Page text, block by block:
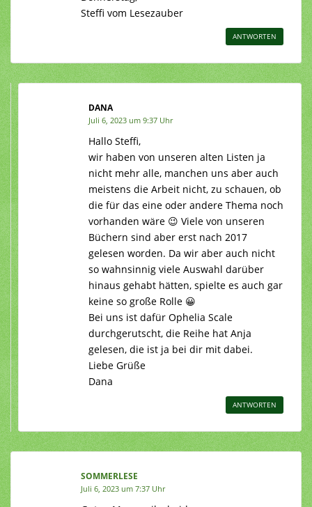
Steffi vom Lesezauber
ANTWORTEN
DANA
Juli 6, 2023 um 9:37 Uhr
Hallo Steffi,
wir haben von unseren alten Listen ja
nicht mehr alle, manchen uns aber auch
meistens die Arbeit nicht, zu schauen, ob
die für das eine oder andere Thema noch
vorhanden wäre 😉 Viele von unseren
Büchern sind aber erst nach 2017
gelesen worden. Da wir aber auch nicht
so wahnsinnig viele Auswahl darüber
hinaus gehabt hätten, spielte es auch gar
keine so große Rolle 😀
Bei uns ist dafür Ophelia Scale
durchgerutscht, die Reihe hat Anja
gelesen, die ist ja bei dir mit dabei.
Liebe Grüße
Dana
ANTWORTEN
SOMMERLESE
Juli 6, 2023 um 7:37 Uhr